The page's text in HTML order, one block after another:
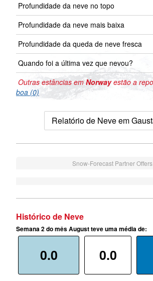
Profundidade da neve no topo
Profundidade da neve mais baixa
Profundidade da queda de neve fresca
Quando foi a última vez que nevou?
Outras estâncias emNorwayestão a
boa (0)
Relatório de Neve em
Snow-Forecast Partner Offers
Histórico de Neve
Semana 2 do mês August teve uma média de:
0.0 0.0